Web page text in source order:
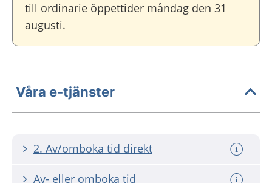
till ordinarie öppettider måndag den 31
augusti.
Våra e-tjänster
2. Av/omboka tid direkt
Av- eller omboka tid